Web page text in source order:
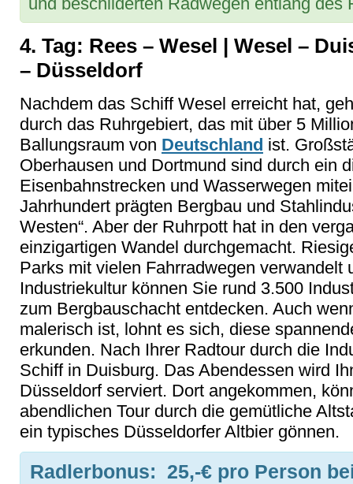
4. Tag: Rees – Wesel | Wesel –
– Düsseldorf
Nachdem das Schiff Wesel erreicht hat,
durch das Ruhrgebiert, das mit über 5
Ballungsraum von Deutschland ist.
Oberhausen und Dortmund sind durch ein
Eisenbahnstrecken und Wasserwegen
Jahrhundert prägten Bergbau und
Westen“. Aber der Ruhrpott hat in den
einzigartigen Wandel durchgemacht.
Parks mit vielen Fahrradwegen verwandelt
Industriekultur können Sie rund 3.500
zum Bergbauschacht entdecken. Auch
malerisch ist, lohnt es sich, diese
erkunden. Nach Ihrer Radtour durch die
Schiff in Duisburg. Das Abendessen wird
Düsseldorf serviert. Dort angekommen,
abendlichen Tour durch die gemütliche
ein typisches Düsseldorfer Altbier gönnen.
Radlerbonus: 25,-€ pro Person